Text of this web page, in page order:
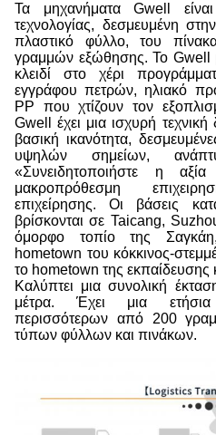
Τα μηχανήματα Gwell
τεχνολογίας, δεσμευμένη
πλαστικό φύλλο, του
γραμμών εξώθησης. Το Gwell
κλειδί στο χέρι
εγγράφου πετρών, ηλιακό
PP που χτίζουν τον
Gwell έχει μια ισχυρή
βασική ικανότητα,
υψηλών σημείων,
«Συνειδητοποιήστε η
μακροπρόθεσμη
επιχείρησης. Οι βάσεις
βρίσκονται σε Taicang,
όμορφο τοπίο της
hometown του κόκκινος-
το hometown της εκπαίδευσης
Καλύπτει μια συνολική
μέτρα. Έχει μια ετήσια
περισσότερων από 200
τύπων φύλλων και πινάκων.